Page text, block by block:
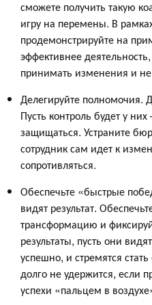
сможете получить такую
игру на перемены. В
продемонстрируйте на
эффективнее
принимать изменения и не
Делегируйте полномочия.
Пусть контроль будет у
защищаться. Устраните
сотрудник сам идет к
сопротивляться.
Обеспечьте «быстрые
видят результат.
трансформацию и
результаты, пусть они
успешно, и стремятся
долго не удержится, если
успехи «пальцем в